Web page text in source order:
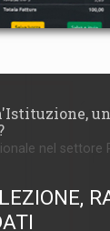
nel settore